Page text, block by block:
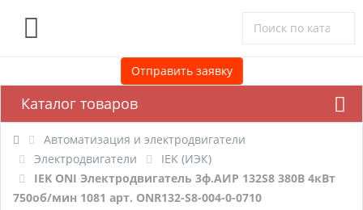
Отправить заявку
Каталог товаров
Автоматизация и электродвигатели
Электродвигатели
IEK (ИЭК)
IEK ONI Электродвигатель 3ф.АИР 132S8 380В 4кВт
750об/мин 1081 арт. ONR132-S8-004-0-0710